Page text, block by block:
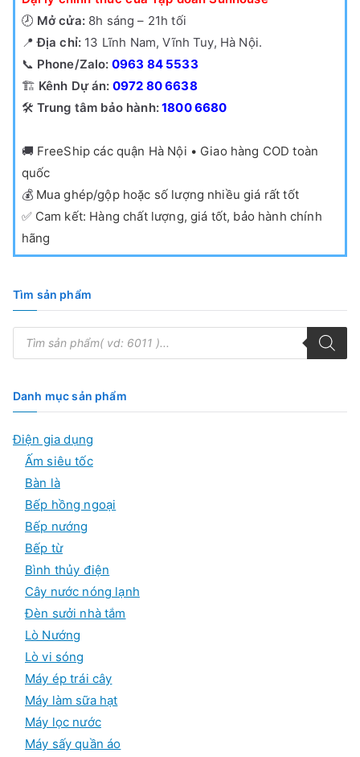
🕗 Mở cửa:8h sáng – 21h tối
📍Địa chỉ: 13 Lĩnh Nam, Vĩnh Tuy, Hà Nội.
📞 Phone/Zalo: 0963 84 5533
🏗️ Kênh Dự án: 0972 80 6638
🛠️ Trung tâm bảo hành:1800 6680
🚚 FreeShip các quận Hà Nội • Giao hàng COD toàn
quốc
💰 Mua ghép/gộp hoặc số lượng nhiều giá rất tốt
✅ Cam kết: Hàng chất lượng, giá tốt, bảo hành chính
hãng
Tìm sản phẩm
T
m
ế
m
s
n
Danh mục sản phẩm
Điện gia dụng
Ấm siêu tốc
Bàn là
Bếp hồng ngoại
Bếp nướng
Bếp từ
Bình thủy điện
Cây nước nóng lạnh
Đèn sưởi nhà tắm
Lò Nướng
Lò vi sóng
Máy ép trái cây
Máy làm sữa hạt
Máy lọc nước
Máy sấy quần áo